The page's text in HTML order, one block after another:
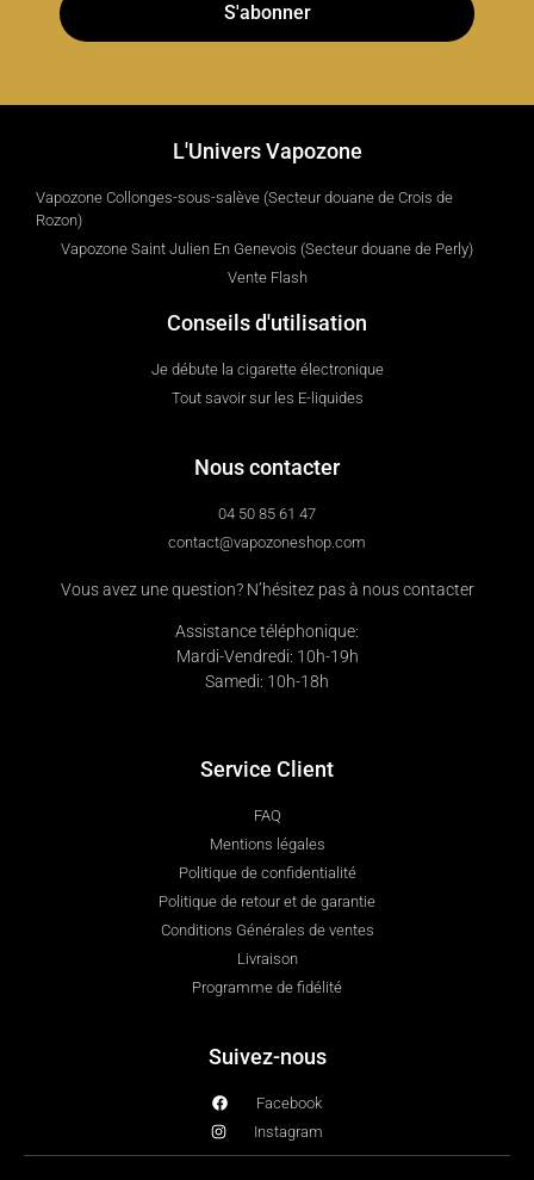
S'abonner
L'Univers Vapozone
Vapozone Collonges-sous-salève (Secteur douane de Crois de
Rozon)
Vapozone Saint Julien En Genevois (Secteur douane de Perly)
Vente Flash
Conseils d'utilisation
Je débute la cigarette électronique
Tout savoir sur les E-liquides
Nous contacter
04 50 85 61 47
contact@vapozoneshop.com
Vous avez une question? N’hésitez pas à nous contacter
Assistance téléphonique:
Mardi-Vendredi: 10h-19h
Samedi: 10h-18h
Service Client
FAQ
Mentions légales
Politique de confidentialité
Politique de retour et de garantie
Conditions Générales de ventes
Livraison
Programme de fidélité
Suivez-nous
Facebook
Instagram